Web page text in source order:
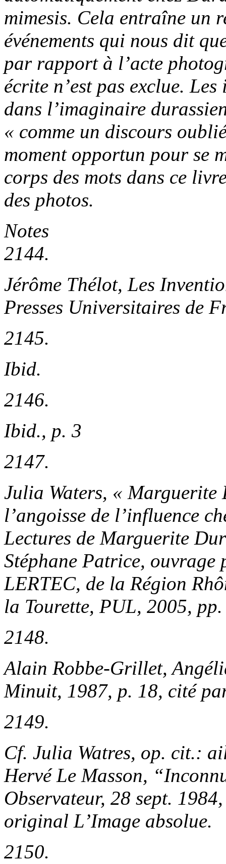
mimesis. Cela entraîne un
événements qui nous dit
par rapport à l’acte
écrite n’est pas exclue.
dans l’imaginaire
« comme un discours
moment opportun pour se
corps des mots dans ce
des photos.
Notes
2144.
Jérôme Thélot, Les
Presses Universitaires de
2145.
Ibid.
2146.
Ibid., p. 3
2147.
Julia Waters, « Marguerite
l’angoisse de l’influence
Lectures de Marguerite
Stéphane Patrice, ouvrage
LERTEC, de la Région
la Tourette, PUL, 2005,
2148.
Alain Robbe-Grillet,
Minuit, 1987, p. 18, cité
2149.
Cf. Julia Watres, op. cit.:
Hervé Le Masson,
Observateur, 28 sept.
original L’Image absolue.
2150.